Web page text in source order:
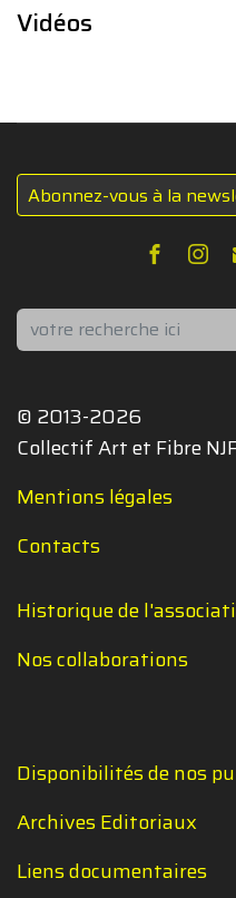
Vidéos
Abonnez-vous à la
Rechercher
© 2013-2026
Collectif Art et Fibre
Mentions légales
Contacts
Historique de
Nos collaborations
Disponibilités de nos
Archives Editoriaux
Liens documentaires